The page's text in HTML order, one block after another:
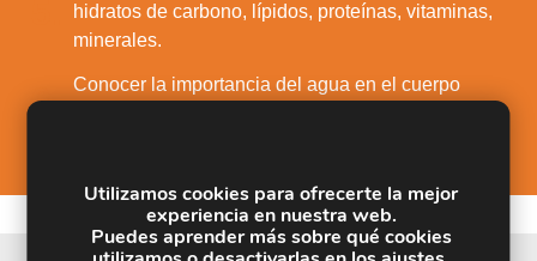
hidratos de carbono, lípidos, proteínas, vitaminas,
minerales.
6. Conocer la importancia del agua en el cuerpo
Utilizamos cookies para ofrecerte la mejor
experiencia en nuestra web.
Puedes aprender más sobre qué cookies